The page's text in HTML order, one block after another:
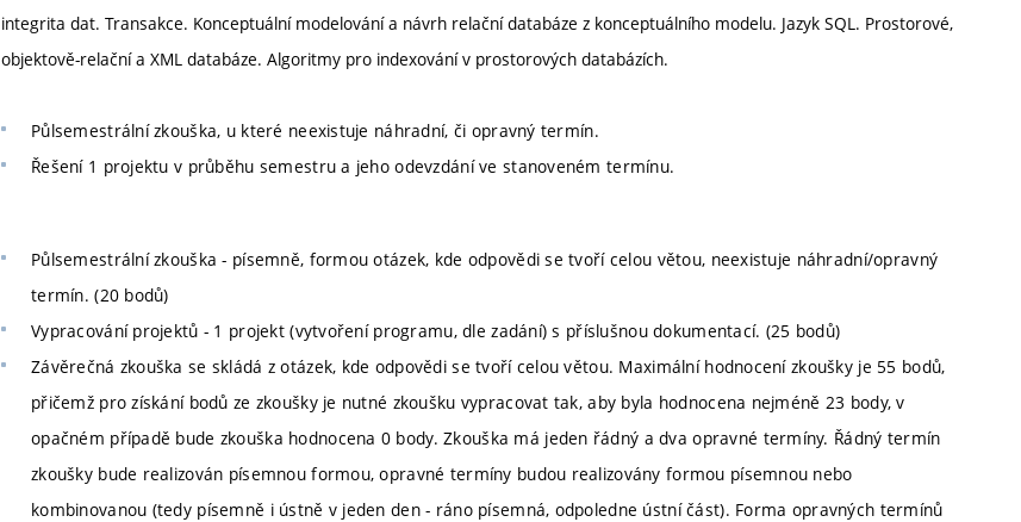
integrita dat. Transakce. Konceptuální modelování a návrh relační databáze z konceptuálního modelu. Jazyk SQL. Prostorové,
objektově-relační a XML databáze. Algoritmy pro indexování v prostorových databázích.
Půlsemestrální zkouška, u které neexistuje náhradní, či opravný termín.
Řešení 1 projektu v průběhu semestru a jeho odevzdání ve stanoveném termínu.
Půlsemestrální zkouška - písemně, formou otázek, kde odpovědi se tvoří celou větou, neexistuje náhradní/opravný
termín. (20 bodů)
Vypracování projektů - 1 projekt (vytvoření programu, dle zadání) s příslušnou dokumentací. (25 bodů)
Závěrečná zkouška se skládá z otázek, kde odpovědi se tvoří celou větou. Maximální hodnocení zkoušky je 55 bodů,
přičemž pro získání bodů ze zkoušky je nutné zkoušku vypracovat tak, aby byla hodnocena nejméně 23 body, v
opačném případě bude zkouška hodnocena 0 body. Zkouška má jeden řádný a dva opravné termíny. Řádný termín
zkoušky bude realizován písemnou formou, opravné termíny budou realizovány formou písemnou nebo
kombinovanou (tedy písemně i ústně v jeden den - ráno písemná, odpoledne ústní část). Forma opravných termínů